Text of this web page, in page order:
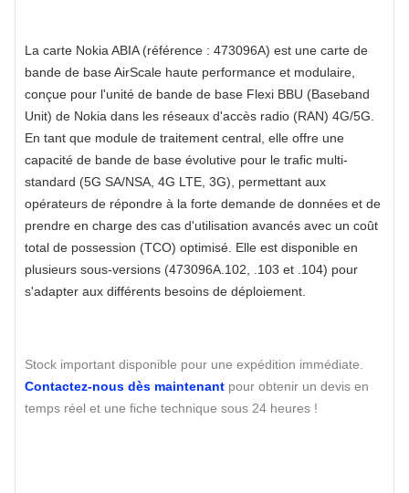
La carte Nokia ABIA (référence : 473096A) est une carte de
bande de base AirScale haute performance et modulaire,
conçue pour l'unité de bande de base Flexi BBU (Baseband
Unit) de Nokia dans les réseaux d'accès radio (RAN) 4G/5G.
En tant que module de traitement central, elle offre une
capacité de bande de base évolutive pour le trafic multi-
standard (5G SA/NSA, 4G LTE, 3G), permettant aux
opérateurs de répondre à la forte demande de données et de
prendre en charge des cas d'utilisation avancés avec un coût
total de possession (TCO) optimisé. Elle est disponible en
plusieurs sous-versions (473096A.102, .103 et .104) pour
s'adapter aux différents besoins de déploiement.
Stock important disponible pour une expédition immédiate.
Contactez-nous dès maintenant pour obtenir un devis en
temps réel et une fiche technique sous 24 heures !